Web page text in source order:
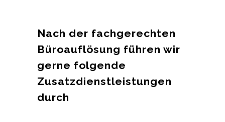
Nach der fachgerechten
Büroauflösung führen wir
gerne folgende
Zusatzdienstleistungen
durch